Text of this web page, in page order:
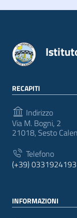
RECAPITI
Indirizzo
Via M. Bogni, 2
21018, Sesto
Telefono
(+39) 0331924193
INFORMAZIONI